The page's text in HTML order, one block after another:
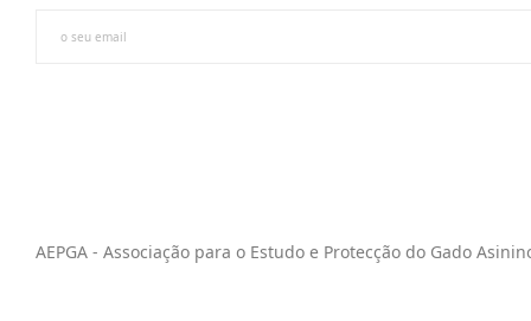
AEPGA - Associação para o Estudo e Protecção do Gado